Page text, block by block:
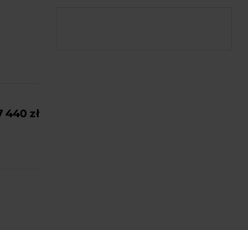
440 zł